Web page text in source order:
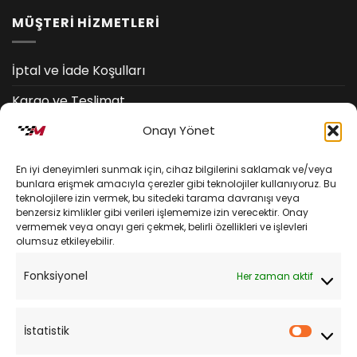
Onayı Yönet
En iyi deneyimleri sunmak için, cihaz bilgilerini saklamak ve/veya
bunlara erişmek amacıyla çerezler gibi teknolojiler kullanıyoruz. Bu
teknolojilere izin vermek, bu sitedeki tarama davranışı veya
benzersiz kimlikler gibi verileri işlememize izin verecektir. Onay
vermemek veya onayı geri çekmek, belirli özellikleri ve işlevleri
olumsuz etkileyebilir.
Fonksiyonel Her zaman aktif
İstatistik
MÜŞTERİ HİZMETLERİ
İptal ve İade Koşulları
Kargo ve Teslimat
Kişisel Verilerin Korunması
Mesafeli Satış Sözleşmesi
YARDIM
Sipariş Takibi